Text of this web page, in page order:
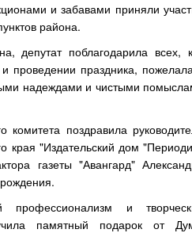
и забавами приняли
района.
депутат поблагодарила всех,
проведении праздника,
надеждами и чистыми
комитета поздравила
края "Издательский дом
газеты "Авангард"
профессионализм и
памятный подарок от